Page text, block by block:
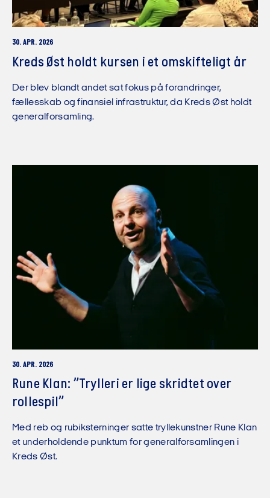
30. APR. 2026
Kreds Øst holdt kursen i et omskifteligt år
Der blev blandt andet sat fokus på forandringer,
fællesskab og finansiel infrastruktur, da Kreds Øst holdt
generalforsamling.
30. APR. 2026
Rune Klan: ”Trylleri er lige skridtet over
rollespil”
Med reb og rubiksterninger satte tryllekunstner Rune Klan
et underholdende punktum for generalforsamlingen i
Kreds Øst.